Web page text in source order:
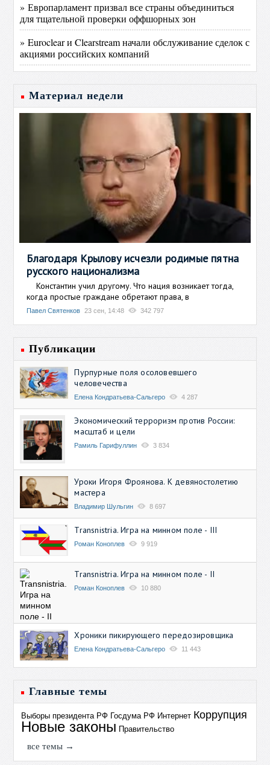
» Европарламент призвал все страны объединиться
для тщательной проверки оффшорных зон
» Euroclear и Clearstream начали обслуживание сделок с
акциями российских компаний
Материал недели
Благодаря Крылову исчезли родимые пятна
русского национализма
Константин учил другому. Что нация возникает тогда,
когда простые граждане обретают права, в
Павел Святенков 23 сен, 14:48 342 797
Публикации
Пурпурные поля осоловевшего
человечества
Елена Кондратьева-Сальгеро 4 287
Экономический терроризм против России:
масштаб и цели
Рамиль Гарифуллин 3 834
Уроки Игоря Фроянова. К девяностолетию
мастера
Владимир Шульгин 8 697
Transnistria. Игра на минном поле - III
Роман Коноплев 9 919
Transnistria. Игра на минном поле - II
Роман Коноплев 10 880
Хроники пикирующего передозировщика
Елена Кондратьева-Сальгеро 11 443
Главные темы
Выборы президента РФ Госдума РФ Интернет Коррупция
Новые законы Правительство
все темы →